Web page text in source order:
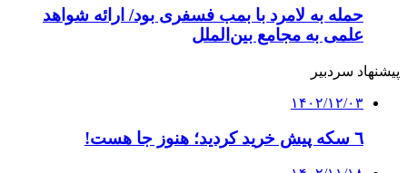
حمله به لامرد با بمب فسفری بود/ ارائه شواهد
علمی به مجامع بین‌الملل
پیشنهاد سردبیر
۱۴۰۲/۱۲/۰۳
٦ سکه پیش خرید کردید؛ هنوز جا هست!